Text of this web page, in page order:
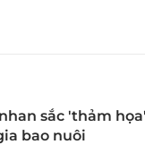
sắc 'thảm
bao nuôi